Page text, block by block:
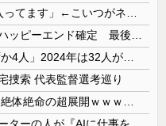
捜索 代表監督選考巡り